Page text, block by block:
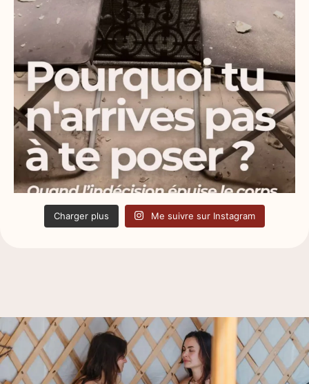
Charger plus Me suivre sur Instagram